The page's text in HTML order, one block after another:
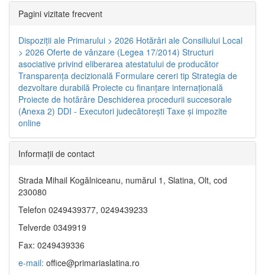
Pagini vizitate frecvent
Dispoziţii ale Primarului > 2026 Hotărâri ale Consiliului Local
> 2026 Oferte de vânzare (Legea 17/2014) Structuri
asociative privind eliberarea atestatului de producător
Transparenţa decizională Formulare cereri tip Strategia de
dezvoltare durabilă Proiecte cu finanţare internaţională
Proiecte de hotărâre Deschiderea procedurii succesorale
(Anexa 2) DDI - Executori judecătorești Taxe şi impozite
online
Informaţii de contact
Strada Mihail Kogălniceanu, numărul 1, Slatina, Olt, cod
230080
Telefon 0249439377, 0249439233
Telverde 0349919
Fax: 0249439336
e-mail: office@primariaslatina.ro